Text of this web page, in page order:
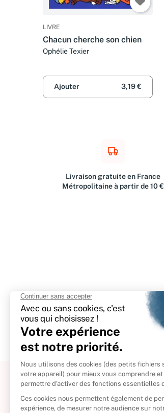
LIVRE
Chacun cherche son chien
Ophélie Texier
Ajouter 3,19 €
Livraison gratuite en France
Métropolitaine à partir de 10 €
À propos